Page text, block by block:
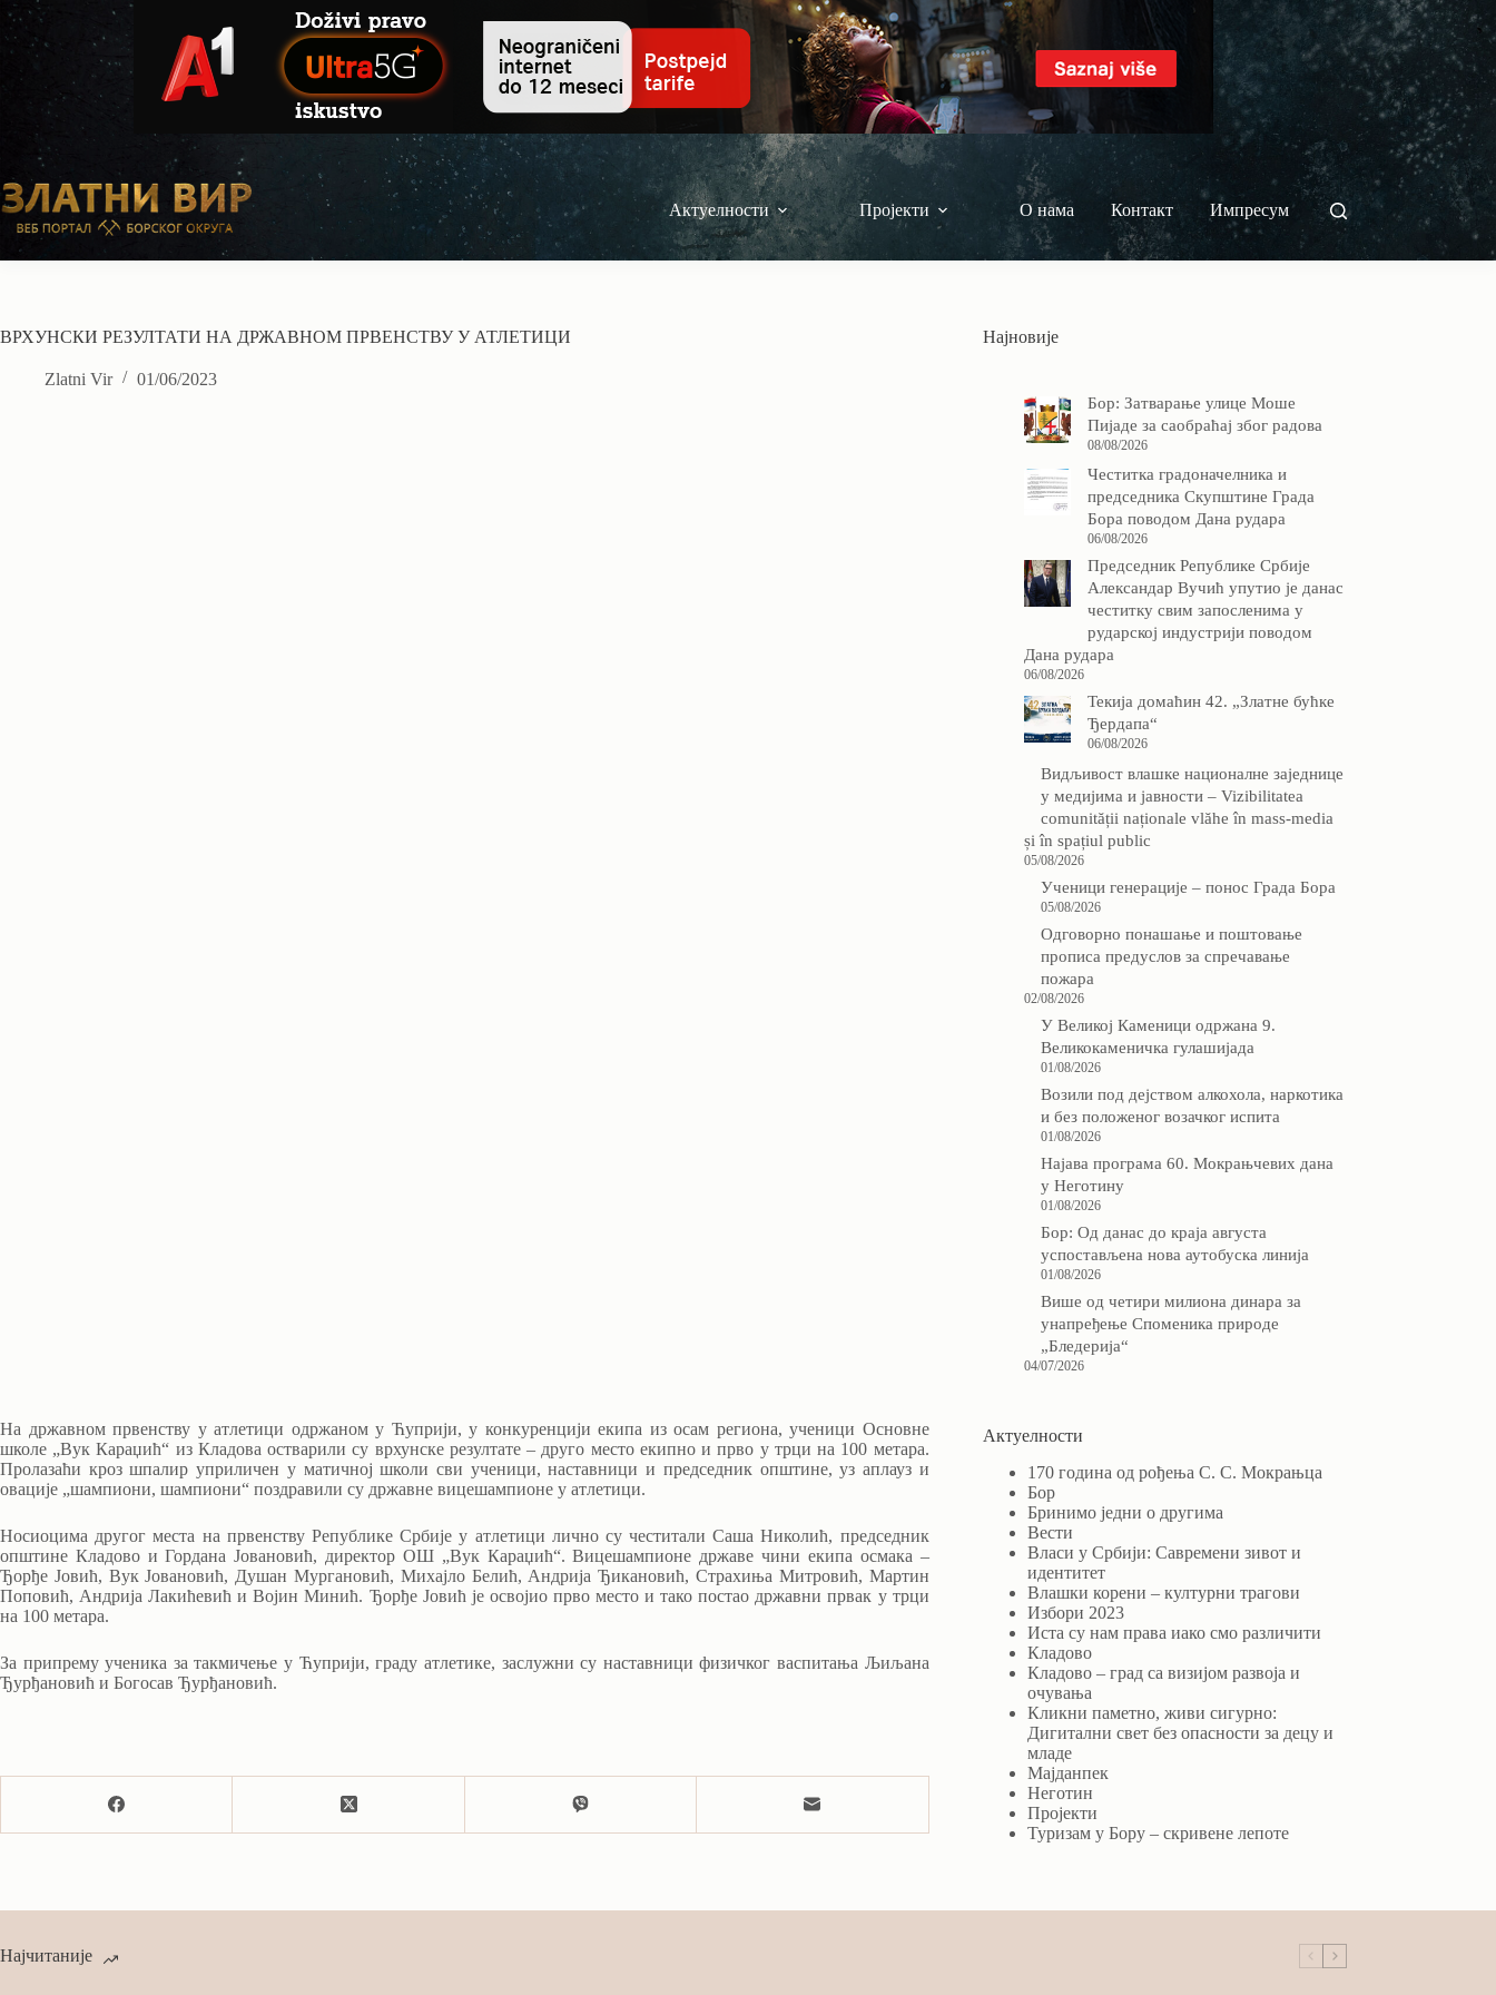
Skip
to
content
Актуелности Пројекти О нама Контакт Импресум
ВРХУНСКИ РЕЗУЛТАТИ НА ДРЖАВНОМ ПРВЕНСТВУ У АТЛЕТИЦИ
Zlatni Vir 01/06/2023
На државном првенству у атлетици одржаном у Ћуприји, у конкуренцији екипа из осам региона, ученици Основне
школе „Вук Караџић“ из Кладова остварили су врхунске резултате – друго место екипно и прво у трци на 100 метара.
Пролазаћи кроз шпалир уприличен у матичној школи сви ученици, наставници и председник општине, уз аплауз и
овације „шампиони, шампиони“ поздравили су државне вицешампионе у атлетици.
Носиоцима другог места на првенству Републике Србије у атлетици лично су честитали Саша Николић, председник
општине Кладово и Гордана Јовановић, директор ОШ „Вук Караџић“. Вицешампионе државе чини екипа осмака –
Ђорђе Јовић, Вук Јовановић, Душан Мургановић, Михајло Белић, Андрија Ђикановић, Страхиња Митровић, Мартин
Поповић, Андрија Лакићевић и Војин Минић. Ђорђе Јовић је освојио прво место и тако постао државни првак у трци
на 100 метара.
За припрему ученика за такмичење у Ћуприји, граду атлетике, заслужни су наставници физичког васпитања Љиљана
Ђурђановић и Богосав Ђурђановић.
Најновије
Бор: Затварање улице Моше
Пијаде за саобраћај због радова
08/08/2026
Честитка градоначелника и
председника Скупштине Града
Бора поводом Дана рудара
06/08/2026
Председник Републике Србије
Александар Вучић упутио је данас
честитку свим запосленима у
рударској индустрији поводом
Дана рудара
06/08/2026
Текија домаћин 42. „Златне бућке
Ђердапа“
06/08/2026
Видљивост влашке националне заједнице
у медијима и јавности – Vizibilitatea
comunității naționale vlăhe în mass-media
și în spațiul public
05/08/2026
Ученици генерације – понос Града Бора
05/08/2026
Одговорно понашање и поштовање
прописа предуслов за спречавање
пожара
02/08/2026
У Великој Каменици одржана 9.
Великокаменичка гулашијада
01/08/2026
Возили под дејством алкохола, наркотика
и без положеног возачког испита
01/08/2026
Најава програма 60. Мокрањчевих дана
у Неготину
01/08/2026
Бор: Од данас до краја августа
успостављена нова аутобуска линија
01/08/2026
Више од четири милиона динара за
унапређење Споменика природе
„Бледерија“
04/07/2026
Актуелности
170 година од рођења С. С. Мокрањца
Бор
Бринимо једни о другима
Вести
Власи у Србији: Савремени зивот и
идентитет
Влашки корени – културни трагови
Избори 2023
Иста су нам права иако смо различити
Кладово
Кладово – град са визијом развоја и
очувања
Кликни паметно, живи сигурно:
Дигитални свет без опасности за децу и
младе
Мајданпек
Неготин
Пројекти
Туризам у Бору – скривене лепоте
Најчитаније